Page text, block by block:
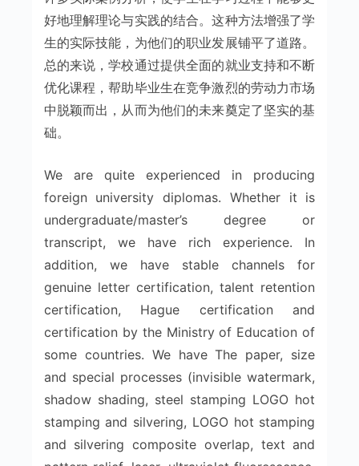
好地理解理论与实践的结合。这种方法增强了学
生的实际技能，为他们的职业发展铺平了道路。
总的来说，学校通过提供全面的就业支持和不断
优化课程，帮助毕业生在竞争激烈的劳动力市场
中脱颖而出，从而为他们的未来奠定了坚实的基
础。
We are quite experienced in producing
foreign university diplomas. Whether it is
undergraduate/master’s degree or
transcript, we have rich experience. In
addition, we have stable channels for
genuine letter certification, talent retention
certification, Hague certification and
certification by the Ministry of Education of
some countries. We have The paper, size
and special processes (invisible watermark,
shadow shading, steel stamping LOGO hot
stamping and silvering, LOGO hot stamping
and silvering composite overlap, text and